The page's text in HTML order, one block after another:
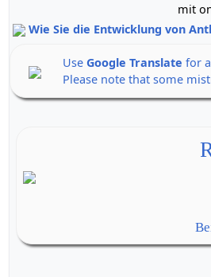
mit
Wie Sie die Entwicklung von
UseGoogle Translate for
Please note that some